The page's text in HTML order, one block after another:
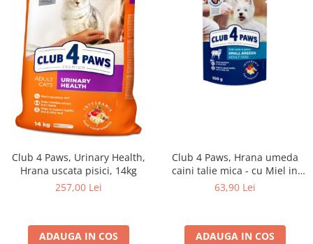
Club 4 Paws, Urinary Health,
Hrana uscata pisici, 14kg
257,00 Lei
ADAUGA IN COS
Club 4 Paws, Hrana umeda
caini talie mica - cu Miel in
sos, set 24*100g
63,90 Lei
ADAUGA IN COS